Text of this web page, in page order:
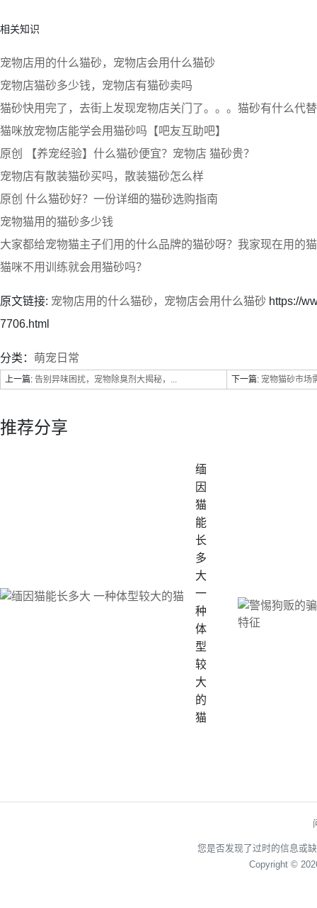
相关知识
宠物店用的什么猫砂，宠物店会用什么猫砂
宠物店猫砂多少钱，宠物店有猫砂卖吗
猫砂快用完了，去街上发现宠物店关门了。。。猫砂有什么代
猫咪放宠物店能学会用猫砂吗【吧友互助吧】
原创 【养宠经验】什么猫砂便宜？宠物店 猫砂贵？
宠物店有散装猫砂买吗，散装猫砂怎么样
原创 什么猫砂好？一份详细的猫砂选购指南
宠物猫用的猫砂多少钱
大家都给宠物猫主子们用的什么品牌的猫砂呀？我家现在用的
猫咪不用训练就会用猫砂吗？
原文链接: 宠物店用的什么猫砂，宠物店会用什么猫砂 https://
7706.html
分类： 萌宠日常
上一篇: 告别异味困扰，宠物除臭剂大揭秘，... 下一篇: 宠物猫砂市场
推荐分享
缅
因
猫
能
长
多
大
一
种
体
型
较
大
的
猫
您是否发现了过时的信息或
Copyright ©